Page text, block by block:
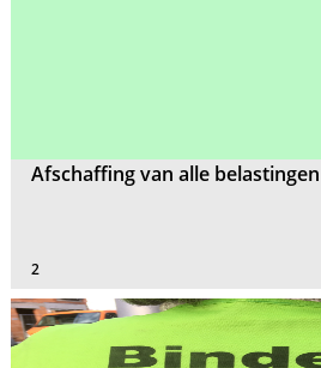
Afschaffing van alle
2